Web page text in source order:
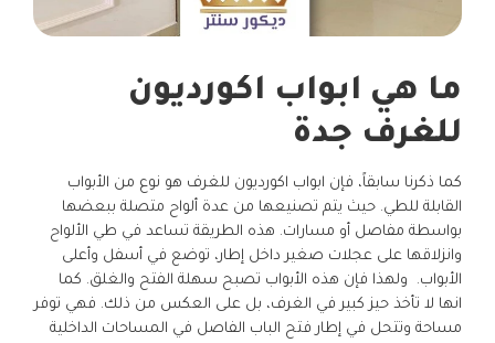
ما هي ابواب اكورديون
للغرف جدة
كما ذكرنا سابقاً، فإن ابواب اكورديون للغرف هو نوع من الأبواب
القابلة للطي. حيث يتم تصنيعها من عدة ألواح متصلة ببعضها
بواسطة مفاصل أو مسارات. هذه الطريقة تساعد في طي الألواح
وانزلاقها على عجلات صغير داخل إطار، توضع في أسفل وأعلى
الأبواب. ولهذا فإن هذه الأبواب تصبح سهلة الفتح والغلق. كما
انها لا تأخذ حيز كبير في الغرف، بل على العكس من ذلك. فهي توفر
مساحة وتتحل في إطار فتح الباب الفاصل في المساحات الداخلية